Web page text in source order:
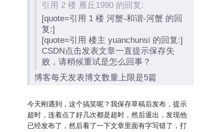
引用 2 楼 雁丘1990 的回复:
[quote=引用 1 楼 河蟹-和谐-河蟹 的回
复:]
[quote=引用 楼主 yuanchunsi 的回复:]
CSDN点击发表文章一直提示保存失
败，请稍候重试是怎么回事？
博客每天发表博文数量上限是5篇
今天刚遇到，这个搞笑呢？我保存草稿后发布，提示
超时，连着点了好几次都是超时，然后退出，发现他
已经发布了，然后看了一下文章里面有字写错了，打